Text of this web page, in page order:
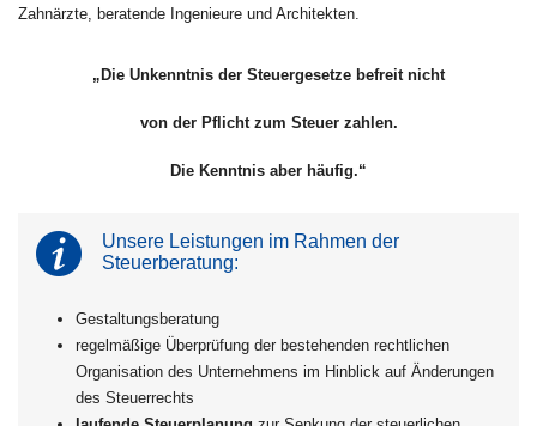
Zahnärzte, beratende Ingenieure und Architekten.
„Die Unkenntnis der Steuergesetze befreit nicht
von der Pflicht zum Steuer zahlen.
Die Kenntnis aber häufig.“
Unsere Leistungen im Rahmen der
Steuerberatung:
Gestaltungsberatung
regelmäßige Überprüfung der bestehenden rechtlichen
Organisation des Unternehmens im Hinblick auf Änderungen
des Steuerrechts